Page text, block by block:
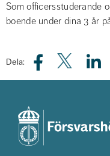
Som officersstuderande
boende under dina 3 år
Dela: